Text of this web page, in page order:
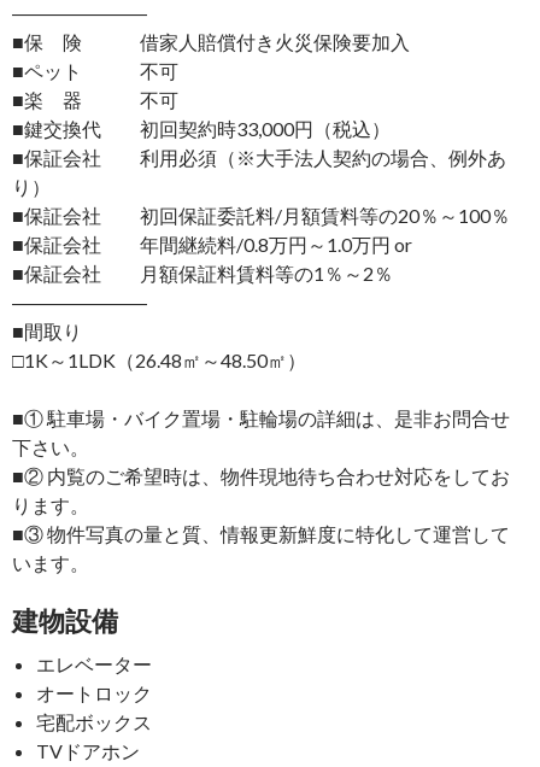
―――――――
■保 険 借家人賠償付き火災保険要加入
■ペット 不可
■楽 器 不可
■鍵交換代 初回契約時33,000円（税込）
■保証会社 利用必須（※大手法人契約の場合、例外あ
り）
■保証会社 初回保証委託料/月額賃料等の20％～100％
■保証会社 年間継続料/0.8万円～1.0万円 or
■保証会社 月額保証料賃料等の1％～2％
―――――――
■間取り
□1K～1LDK（26.48㎡～48.50㎡）
■① 駐車場・バイク置場・駐輪場の詳細は、是非お問合せ
下さい。
■② 内覧のご希望時は、物件現地待ち合わせ対応をしてお
ります。
■③ 物件写真の量と質、情報更新鮮度に特化して運営して
います。
建物設備
エレベーター
オートロック
宅配ボックス
TVドアホン